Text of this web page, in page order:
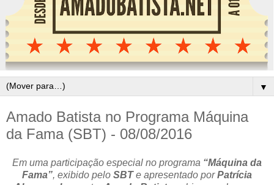
▼
Amado Batista no Programa Máquina
da Fama (SBT) - 08/08/2016
Em uma participação especial no programa “Máquina da
Fama”, exibido pelo SBTe apresentado porPatrícia